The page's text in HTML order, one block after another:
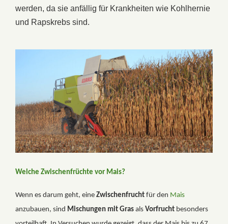
werden, da sie anfällig für Krankheiten wie Kohlhernie
und Rapskrebs sind.
Welche Zwischenfrüchte vor Mais?
Wenn es darum geht, eine Zwischenfrucht für den Mais
anzubauen, sind Mischungen mit Gras als Vorfrucht besonders